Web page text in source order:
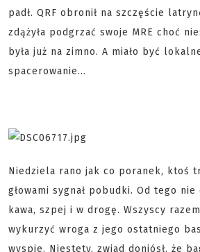
padł. QRF obronił na szczęście
zdążyła podgrzać swoje MRE choć
była już na zimno. A miało być
spacerowanie...
Niedziela rano jak co poranek, ktoś
głowami sygnał pobudki. Od tego
kawa, szpej i w drogę. Wszyscy
wykurzyć wroga z jego ostatniego
wyspie. Niestety, zwiad doniósł, że